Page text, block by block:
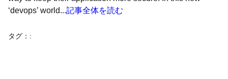
‘devops’ world...記事全体を読む
タグ： :